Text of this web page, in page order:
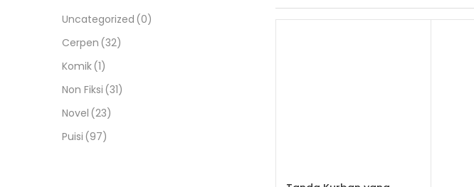
Uncategorized (0)
Cerpen (32)
Komik(1)
Non Fiksi (31)
Novel (23)
Puisi (97)